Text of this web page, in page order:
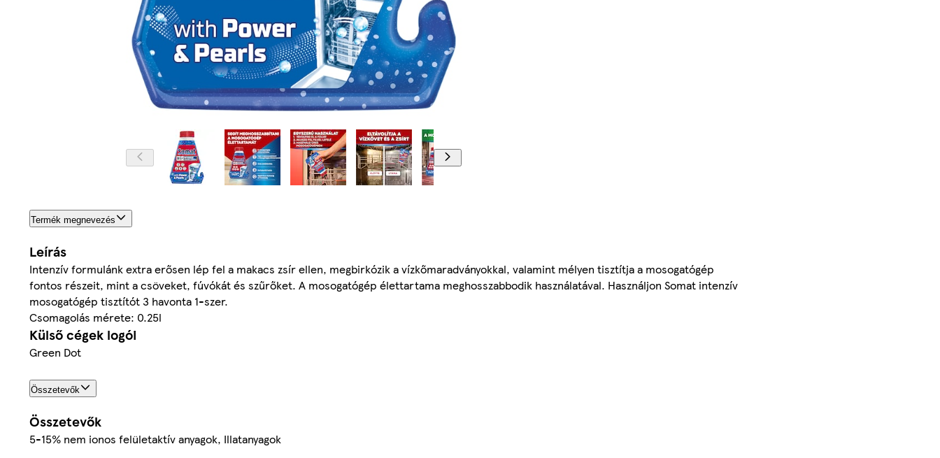
Termék megnevezés
Leírás
Intenzív formulánk extra erősen lép fel a makacs zsír ellen, megbirkózik a vízkőmaradványokkal, valamint mélyen tisztítja a mosogatógép
fontos részeit, mint a csöveket, fúvókát és szűrőket. A mosogatógép élettartama meghosszabbodik használatával. Használjon Somat intenzív
mosogatógép tisztítót 3 havonta 1-szer.
Csomagolás mérete: 0.25l
Külső cégek logói
Green Dot
Összetevők
Összetevők
5-15% nem ionos felületaktív anyagok, Illatanyagok